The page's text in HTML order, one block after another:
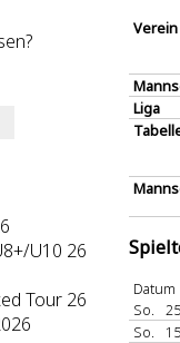
U10 26
Tour 26
Verein
Liga
Datum
So.
So.